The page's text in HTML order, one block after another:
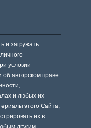
и загружать
условии
авторском праве
и любых их
этого Сайта,
их в
другим